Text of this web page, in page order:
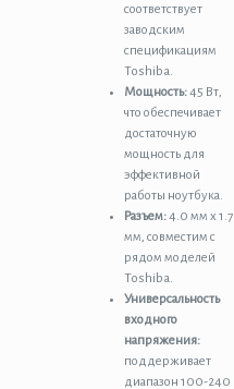
соответствует
заводским
спецификациям
Toshiba.
Мощность:45 Вт,
что обеспечивает
достаточную
мощность для
эффективной
работы ноутбука.
Разъем:4.0 мм x 1.7
мм, совместим с
рядом моделей
Toshiba.
Универсальность
входного
напряжения:
поддерживает
диапазон 100-240